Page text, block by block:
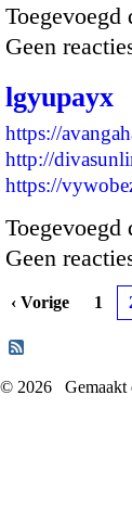
Toegevoegd
Geen
lgyupayx
https://
http://
https://
Toegevoegd
Geen
‹ Vorige 1
© 2026 Gemaakt